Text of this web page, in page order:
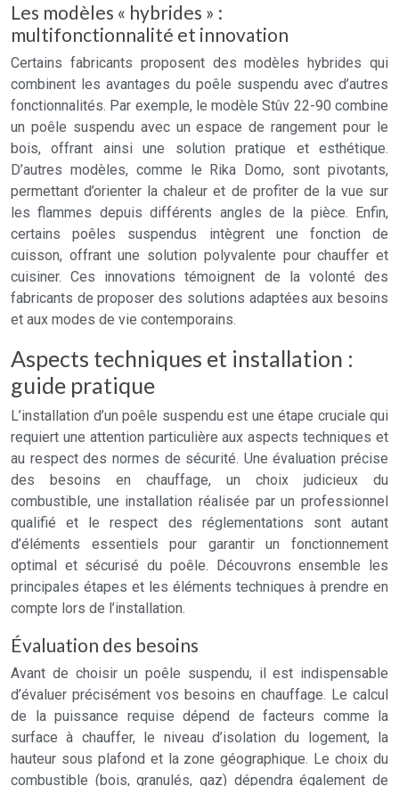
Les modèles « hybrides » :
multifonctionnalité et innovation
Certains fabricants proposent des modèles hybrides qui
combinent les avantages du poêle suspendu avec d’autres
fonctionnalités. Par exemple, le modèle Stûv 22-90 combine
un poêle suspendu avec un espace de rangement pour le
bois, offrant ainsi une solution pratique et esthétique.
D’autres modèles, comme le Rika Domo, sont pivotants,
permettant d’orienter la chaleur et de profiter de la vue sur
les flammes depuis différents angles de la pièce. Enfin,
certains poêles suspendus intègrent une fonction de
cuisson, offrant une solution polyvalente pour chauffer et
cuisiner. Ces innovations témoignent de la volonté des
fabricants de proposer des solutions adaptées aux besoins
et aux modes de vie contemporains.
Aspects techniques et installation :
guide pratique
L’installation d’un poêle suspendu est une étape cruciale qui
requiert une attention particulière aux aspects techniques et
au respect des normes de sécurité. Une évaluation précise
des besoins en chauffage, un choix judicieux du
combustible, une installation réalisée par un professionnel
qualifié et le respect des réglementations sont autant
d’éléments essentiels pour garantir un fonctionnement
optimal et sécurisé du poêle. Découvrons ensemble les
principales étapes et les éléments techniques à prendre en
compte lors de l’installation.
Évaluation des besoins
Avant de choisir un poêle suspendu, il est indispensable
d’évaluer précisément vos besoins en chauffage. Le calcul
de la puissance requise dépend de facteurs comme la
surface à chauffer, le niveau d’isolation du logement, la
hauteur sous plafond et la zone géographique. Le choix du
combustible (bois, granulés, gaz) dépendra également de